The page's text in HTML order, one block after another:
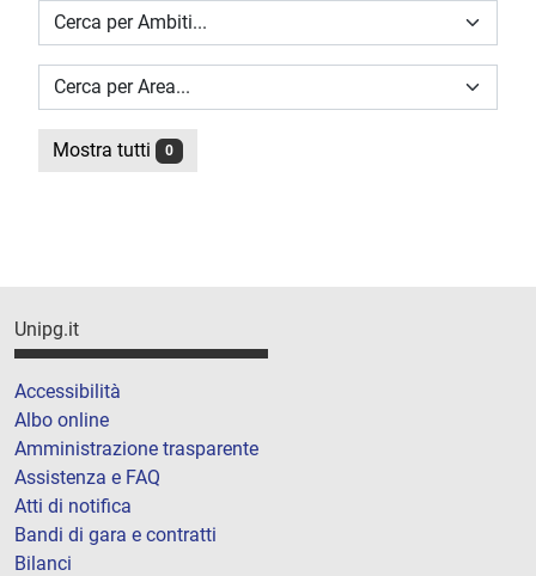
Cerca per Ambiti
Cerca per area
Mostra tutti 0
Unipg.it
Accessibilità
Albo online
Amministrazione trasparente
Assistenza e FAQ
Atti di notifica
Bandi di gara e contratti
Bilanci